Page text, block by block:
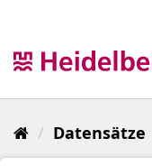
Datensätze